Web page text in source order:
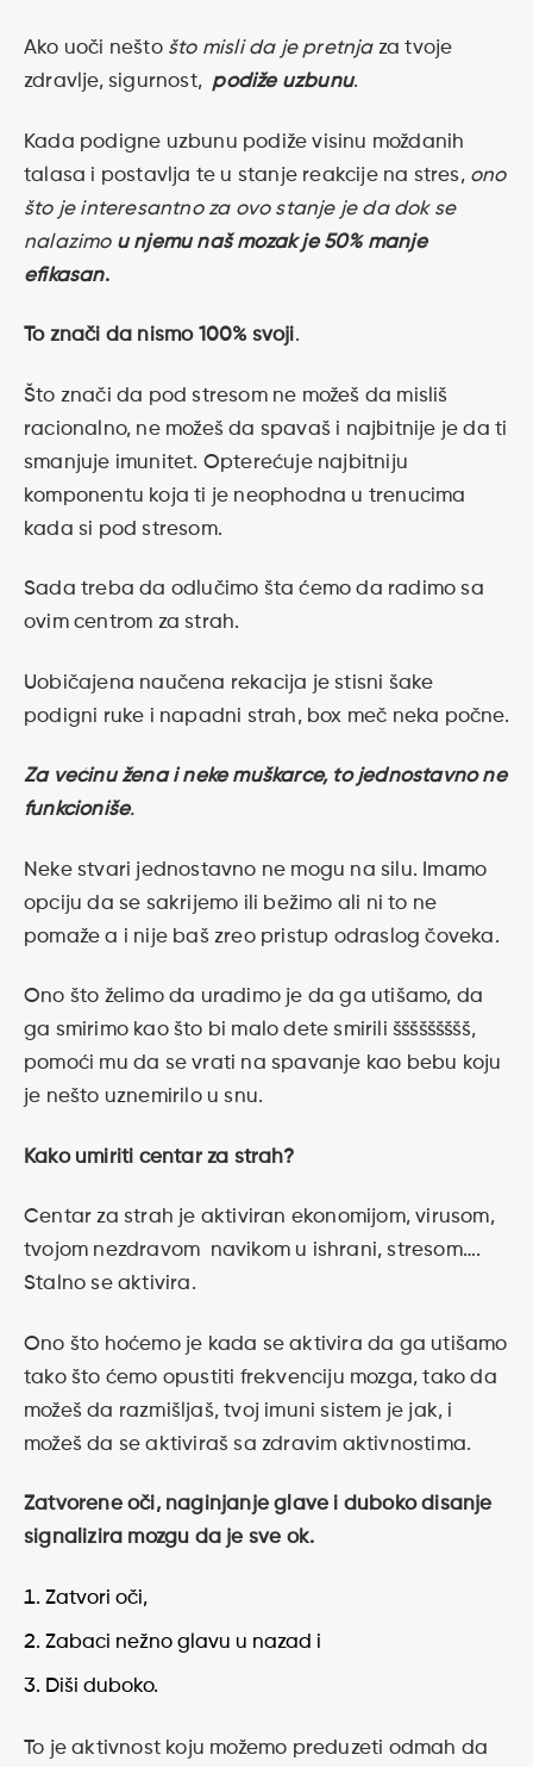
Ako uoči nešto što misli da je pretnjaza tvoje
zdravlje, sigurnost, podiže uzbunu.
Kada podigne uzbunu podiže visinu moždanih
talasa i postavlja te u stanje reakcije na stres, ono
što je interesantno za ovo stanje je da dok se
nalazimo u njemu naš mozak je 50% manje
efikasan.
To znači da nismo 100% svoji.
Što znači da pod stresom ne možeš da misliš
racionalno, ne možeš da spavaš i najbitnije je da ti
smanjuje imunitet. Opterećuje najbitniju
komponentu koja ti je neophodna u trenucima
kada si pod stresom.
Sada treba da odlučimo šta ćemo da radimo sa
ovim centrom za strah.
Uobičajena naučena rekacija je stisni šake
podigni ruke i napadni strah, box meč neka počne.
Za većinu žena i neke muškarce, to jednostavno ne
funkcioniše.
Neke stvari jednostavno ne mogu na silu. Imamo
opciju da se sakrijemo ili bežimo ali ni to ne
pomaže a i nije baš zreo pristup odraslog čoveka.
Ono što želimo da uradimo je da ga utišamo, da
ga smirimo kao što bi malo dete smirili ššššššššš,
pomoći mu da se vrati na spavanje kao bebu koju
je nešto uznemirilo u snu.
Kako umiriti centar za strah?
Centar za strah je aktiviran ekonomijom, virusom,
tvojom nezdravom navikom u ishrani, stresom….
Stalno se aktivira.
Ono što hoćemo je kada se aktivira da ga utišamo
tako što ćemo opustiti frekvenciju mozga, tako da
možeš da razmišljaš, tvoj imuni sistem je jak, i
možeš da se aktiviraš sa zdravim aktivnostima.
Zatvorene oči, naginjanje glave i duboko disanje
signalizira mozgu da je sve ok.
Zatvori oči,
Zabaci nežno glavu u nazad i
Diši duboko.
To je aktivnost koju možemo preduzeti odmah da